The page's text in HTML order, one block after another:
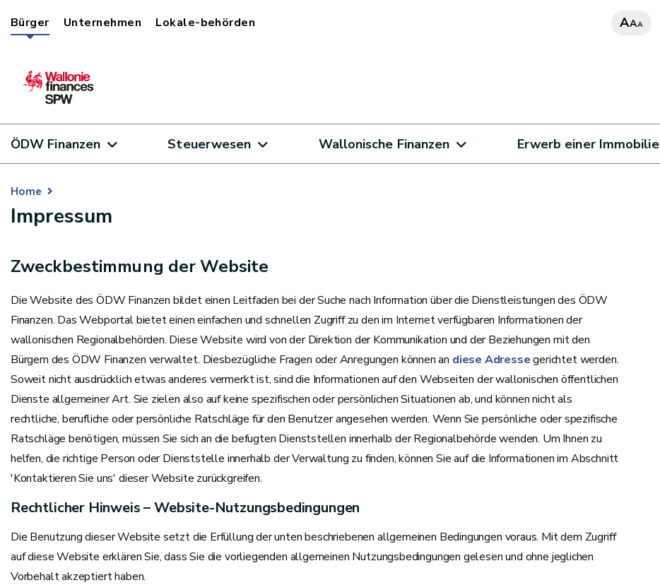
Bürger Unternehmen Lokale-behörden AAA
ÖDW Finanzen Steuerwesen Wallonische Finanzen Erwerb einer Immobilie
Home
Impressum
Zweckbestimmung der Website
Die Website des ÖDW Finanzen bildet einen Leitfaden bei der Suche nach Information über die Dienstleistungen des ÖDW
Finanzen. Das Webportal bietet einen einfachen und schnellen Zugriff zu den im Internet verfügbaren Informationen der
wallonischen Regionalbehörden. Diese Website wird von der Direktion der Kommunikation und der Beziehungen mit den
Bürgern des ÖDW Finanzen verwaltet. Diesbezügliche Fragen oder Anregungen können an diese Adressegerichtet werden.
Soweit nicht ausdrücklich etwas anderes vermerkt ist, sind die Informationen auf den Webseiten der wallonischen öffentlichen
Dienste allgemeiner Art. Sie zielen also auf keine spezifischen oder persönlichen Situationen ab, und können nicht als
rechtliche, berufliche oder persönliche Ratschläge für den Benutzer angesehen werden. Wenn Sie persönliche oder spezifische
Ratschläge benötigen, müssen Sie sich an die befugten Dienststellen innerhalb der Regionalbehörde wenden. Um Ihnen zu
helfen, die richtige Person oder Dienststelle innerhalb der Verwaltung zu finden, können Sie auf die Informationen im Abschnitt
'Kontaktieren Sie uns' dieser Website zurückgreifen.
Rechtlicher Hinweis – Website-Nutzungsbedingungen
Die Benutzung dieser Website setzt die Erfüllung der unten beschriebenen allgemeinen Bedingungen voraus. Mit dem Zugriff
auf diese Website erklären Sie, dass Sie die vorliegenden allgemeinen Nutzungsbedingungen gelesen und ohne jeglichen
Vorbehalt akzeptiert haben.